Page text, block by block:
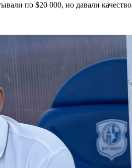
по $20 000, но давали качество